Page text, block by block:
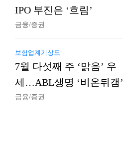
IPO 부진은 ‘흐림’
금융/증권
보험업계기상도
7월 다섯째 주 ‘맑음’ 우
세…ABL생명 ‘비온뒤갬’
금융/증권